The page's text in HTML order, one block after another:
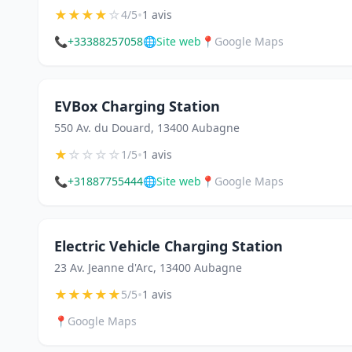
★★★★☆4/5•1 avis
📞+33388257058🌐Site web 📍 Google Maps
EVBox Charging Station
550 Av. du Douard, 13400 Aubagne
★☆☆☆☆1/5•1 avis
📞+31887755444🌐Site web 📍 Google Maps
Electric Vehicle Charging Station
23 Av. Jeanne d'Arc, 13400 Aubagne
★★★★★5/5•1 avis
📍 Google Maps